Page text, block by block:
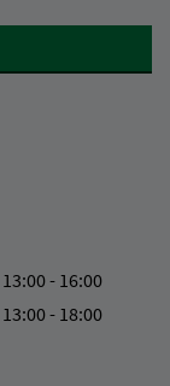
13:00 - 16:00
13:00 - 18:00